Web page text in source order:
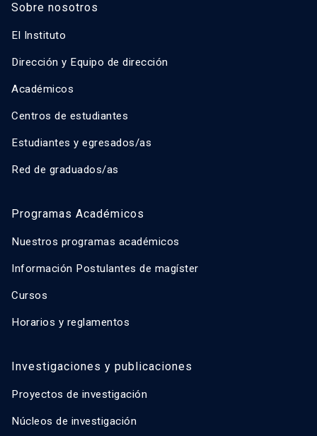
Sobre nosotros
El Instituto
Dirección y Equipo de dirección
Académicos
Centros de estudiantes
Estudiantes y egresados/as
Red de graduados/as
Programas Académicos
Nuestros programas académicos
Información Postulantes de magíster
Cursos
Horarios y reglamentos
Investigaciones y publicaciones
Proyectos de investigación
Núcleos de investigación